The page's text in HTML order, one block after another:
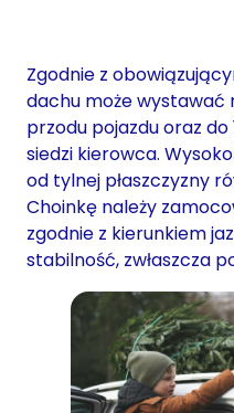
Zgodnie z
dachu może wystawać
przodu pojazdu oraz do
siedzi kierowca.
od tylnej płaszczyzny
Choinkę należy
zgodnie z kierunkiem
stabilność, zwłaszcza